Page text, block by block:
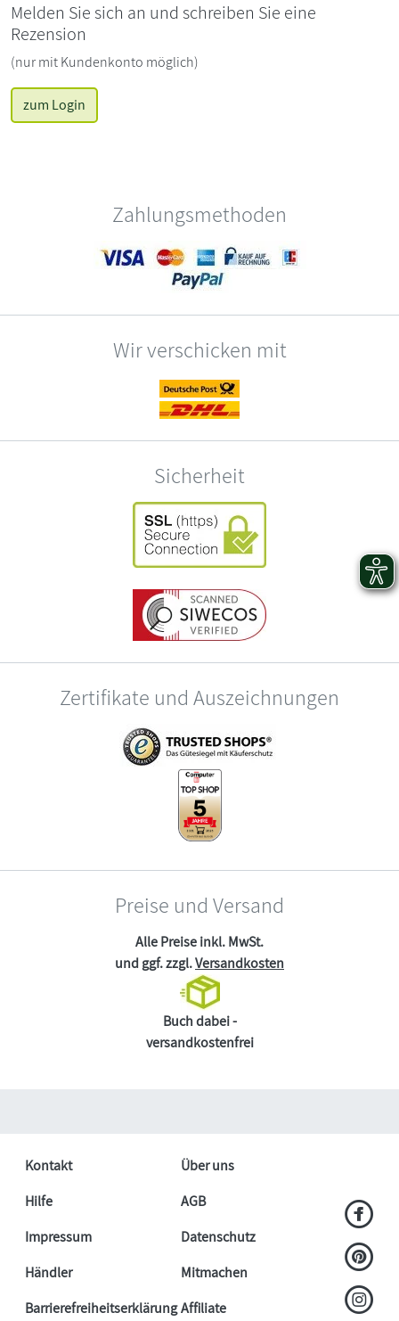
Melden Sie sich an und schreiben Sie eine
Rezension
(nur mit Kundenkonto möglich)
zum Login
Zahlungsmethoden
Wir verschicken mit
Sicherheit
Zertifikate und Auszeichnungen
Preise und Versand
Alle Preise inkl. MwSt.
und ggf. zzgl.Versandkosten
Buch dabei -
versandkostenfrei
Kontakt
Über uns
Hilfe
AGB
Impressum
Datenschutz
Händler
Mitmachen
BarrierefreiheitserklärungAffiliate